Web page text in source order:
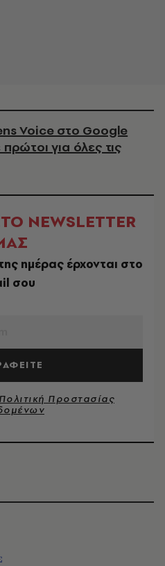
Voice στο Google
για όλες τις
NEWSLETTER
ημέρας έρχονται στο
σου
Πολιτική Προστασίας